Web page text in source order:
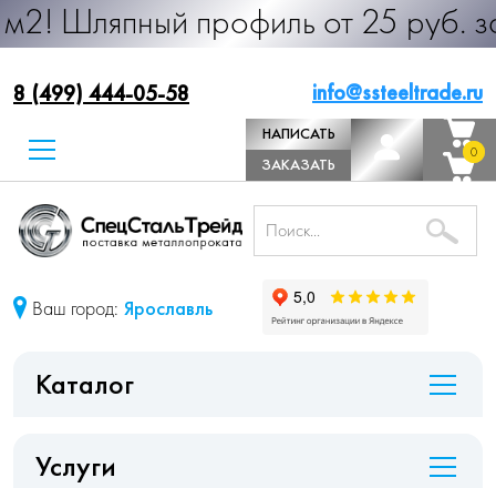
профиль от 25 руб. за м.п.
8 (499) 444-05-58 info@ssteeltrade.ru
НАПИСАТЬ
ДИРЕКТОРУ
ЗАКАЗАТЬ
ЗВОНОК
0
0
Ваш город: Ярославль
Каталог
Услуги